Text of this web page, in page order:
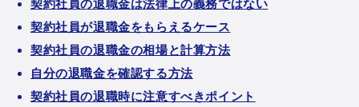
契約社員の退職金は法律上の義務ではない
契約社員が退職金をもらえるケース
契約社員の退職金の相場と計算方法
自分の退職金を確認する方法
契約社員の退職時に注意すべきポイント